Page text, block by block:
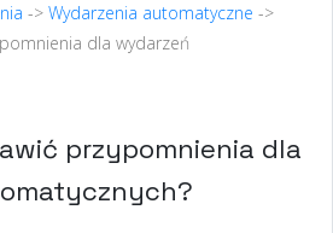
-> Wydarzenia automatyczne ->
dla wydarzeń
przypomnienia dla